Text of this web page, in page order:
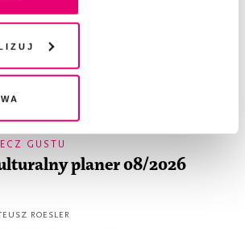
w zakładce "Ustawienia
zgody nie wpływa na
danych przed jej wycofaniem
POLECAMY
wydanie specjalne
miłości”
GUSTU
planer 08/2026
ROESLER